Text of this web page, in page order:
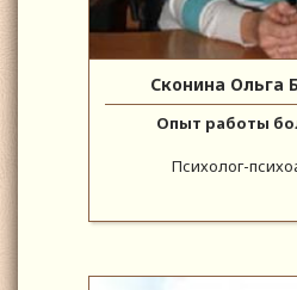
Сконина Ольга
Опыт работы
Психолог-